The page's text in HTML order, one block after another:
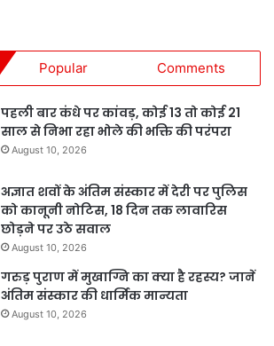
Popular Comments
पहली बार कंधे पर कांवड़, कोई 13 तो कोई 21
साल से निभा रहा भोले की भक्ति की परंपरा
August 10, 2026
अज्ञात शवों के अंतिम संस्कार में देरी पर पुलिस
को कानूनी नोटिस, 18 दिन तक लावारिस
छोड़ने पर उठे सवाल
August 10, 2026
गरुड़ पुराण में मुखाग्नि का क्या है रहस्य? जानें
अंतिम संस्कार की धार्मिक मान्यता
August 10, 2026